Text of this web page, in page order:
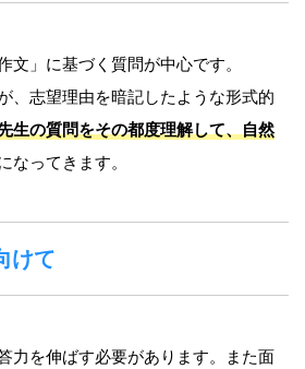
文」に基づく質問が中心です。
、志望理由を暗記したような形式的
生の質問をその都度理解して、自然
なってきます。
けて
力を伸ばす必要があります。また面